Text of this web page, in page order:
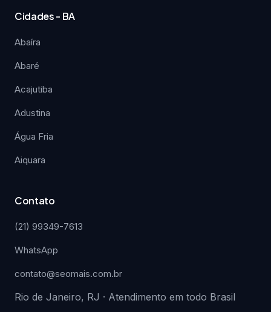
Cidades - BA
Abaíra
Abaré
Acajutiba
Adustina
Água Fria
Aiquara
Contato
(21) 99349-7613
WhatsApp
contato@seomais.com.br
Rio de Janeiro, RJ · Atendimento em todo Brasil